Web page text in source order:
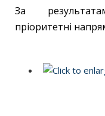
За
пріоритетні